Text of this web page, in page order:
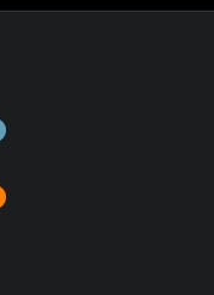
Acier
Combat